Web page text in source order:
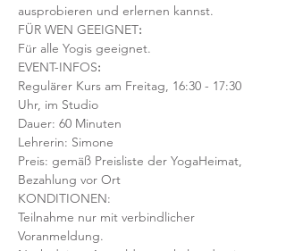
ausprobieren und erlernen kannst.
FÜR WEN GEEIGNET:
Für alle Yogis geeignet.
EVENT-INFOS:
Regulärer Kurs am Freitag, 16:30 - 17:30
Uhr, im Studio
Dauer: 60 Minuten
Lehrerin: Simone
Preis: gemäß Preisliste der YogaHeimat,
Bezahlung vor Ort
KONDITIONEN:
Teilnahme nur mit verbindlicher
Voranmeldung.